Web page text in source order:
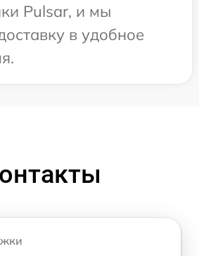
Pulsar, и мы
в удобное